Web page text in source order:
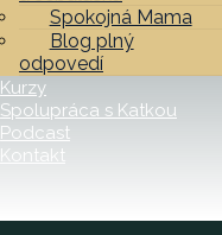
Spokojná Mama
Blog plný
odpovedí
Kurzy
Spolupráca s Katkou
Podcast
Kontakt